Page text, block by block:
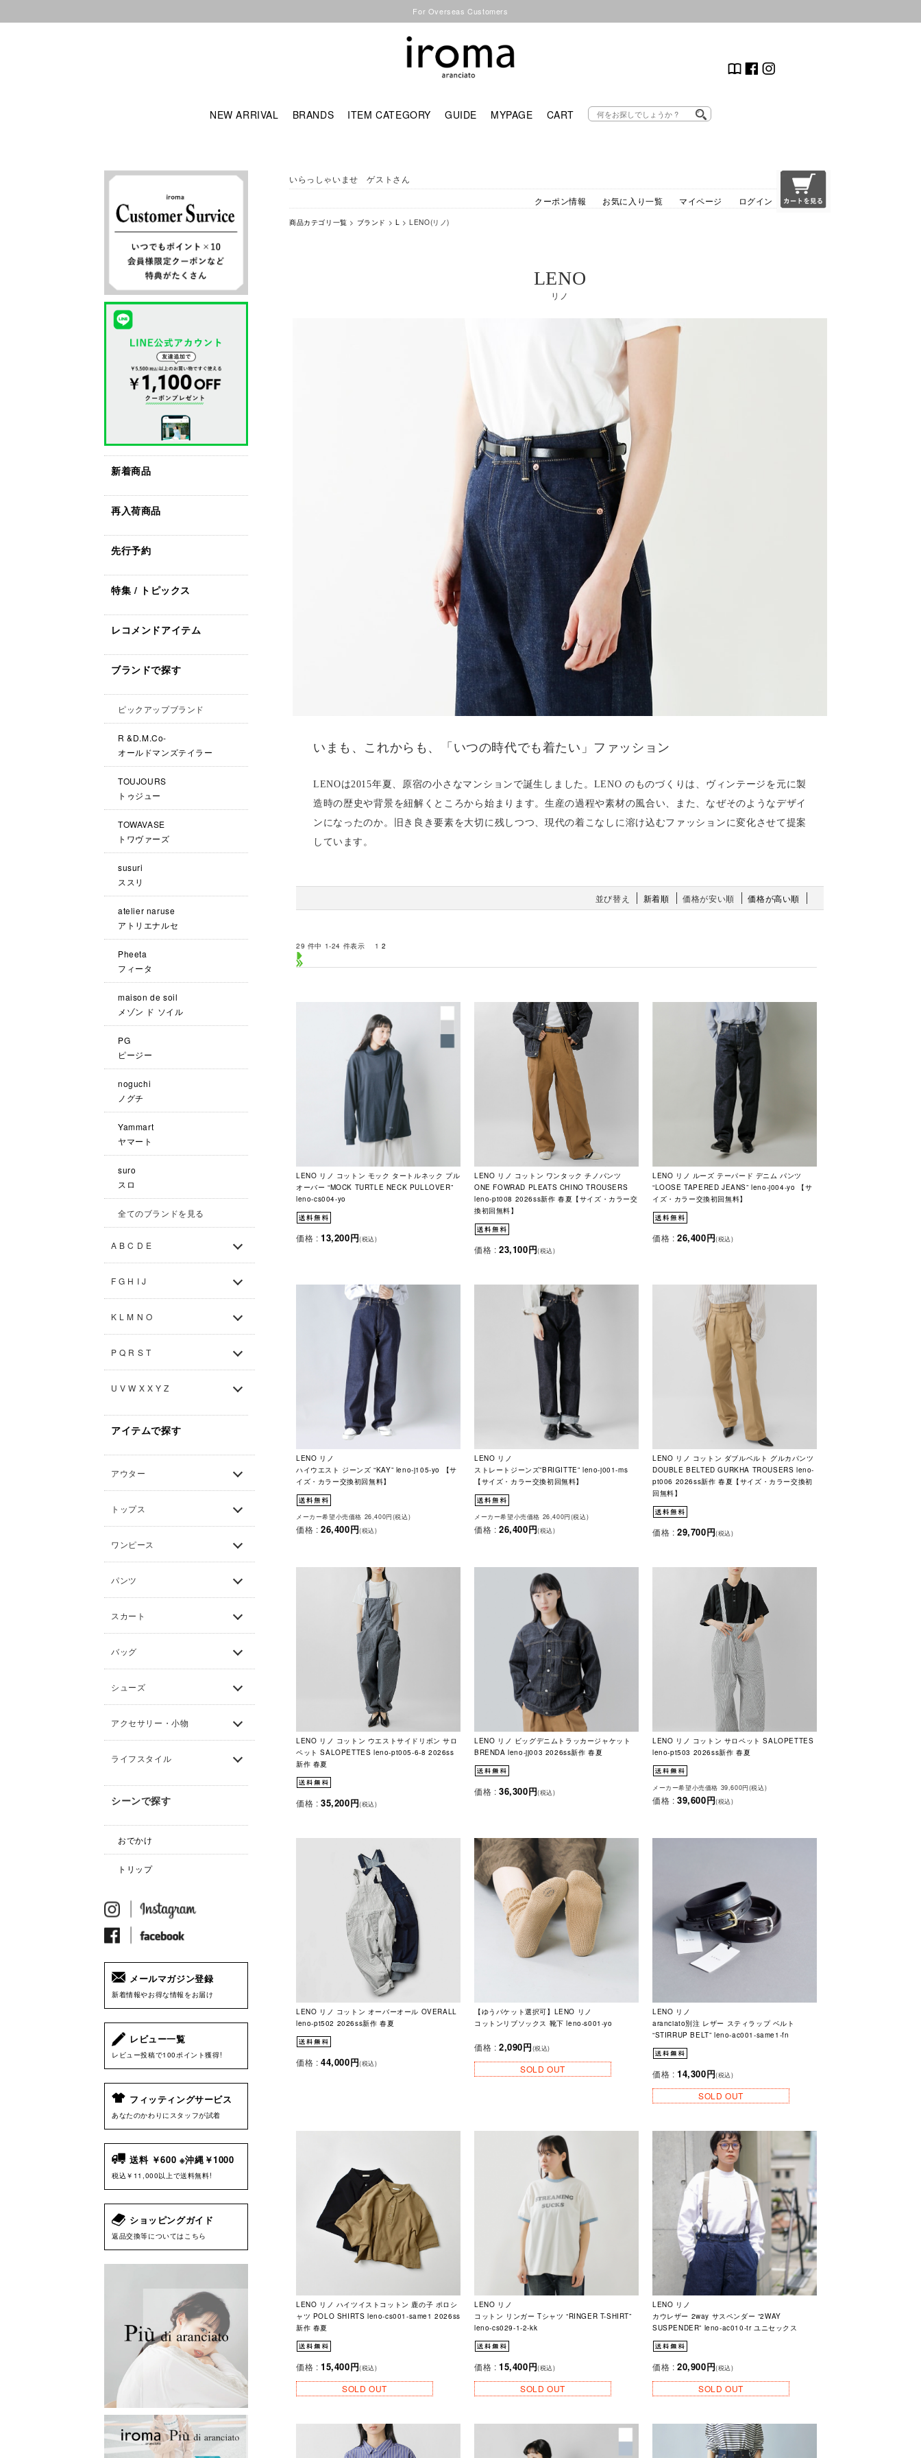
For Overseas Customers
NEW ARRIVAL BRANDS ITEM CATEGORY GUIDE MYPAGE CART
新着商品
再入荷商品
先行予約
特集 / トピックス
レコメンドアイテム
ブランドで探す
ピックアップブランド
R &D.M.Co-
オールドマンズテイラー
TOUJOURS
トゥジュー
TOWAVASE
トワヴァーズ
susuri
ススリ
atelier naruse
アトリエナルセ
Pheeta
フィータ
maison de soil
メゾン ド ソイル
PG
ピージー
noguchi
ノグチ
Yammart
ヤマート
suro
スロ
全てのブランドを見る
A B C D E
F G H I J
K L M N O
P Q R S T
U V W X X Y Z
アイテムで探す
アウター
トップス
ワンピース
パンツ
スカート
バッグ
シューズ
アクセサリー・小物
ライフスタイル
シーンで探す
おでかけ
トリップ
メールマガジン登録
新着情報やお得な情報をお届け
レビュー一覧
レビュー投稿で100ポイント獲得!
フィッティングサービス
あなたのかわりにスタッフが試着
送料 ￥600 ※沖縄￥1000
税込￥11,000以上で送料無料!
ショッピングガイド
返品交換等についてはこちら
いらっしゃいませ ゲストさん
クーポン情報
お気に入り一覧 マイページ ログイン
商品カテゴリ一覧 > ブランド > L > LENO(リノ)
LENO
リノ
いまも、これからも、「いつの時代でも着たい」ファッション
LENOは2015年夏、原宿の小さなマンションで誕生しました。LENO のものづくりは、ヴィンテージを元に製
造時の歴史や背景を紐解くところから始まります。生産の過程や素材の風合い、また、なぜそのようなデザイ
ンになったのか。旧き良き要素を大切に残しつつ、現代の着こなしに溶け込むファッションに変化させて提案
しています。
並び替え 新着順 価格が安い順 価格が高い順
29 件中 1-24 件表示 1 2
LENO リノ コットン モック タートルネック プル
オーバー “MOCK TURTLE NECK PULLOVER”
leno-cs004-yo
価格 : 13,200円(税込)
LENO リノ コットン ワンタック チノパンツ
ONE FOWRAD PLEATS CHINO TROUSERS
leno-pt008 2026ss新作 春夏【サイズ・カラー交
換初回無料】
価格 : 23,100円(税込)
LENO リノ ルーズ テーパード デニム パンツ
“LOOSE TAPERED JEANS” leno-j004-yo 【サ
イズ・カラー交換初回無料】
価格 : 26,400円(税込)
LENO リノ
ハイウエスト ジーンズ “KAY” leno-j105-yo 【サ
イズ・カラー交換初回無料】
メーカー希望小売価格 26,400円(税込)
価格 : 26,400円(税込)
LENO リノ
ストレートジーンズ”BRIGITTE” leno-j001-ms
【サイズ・カラー交換初回無料】
メーカー希望小売価格 26,400円(税込)
価格 : 26,400円(税込)
LENO リノ コットン ダブルベルト グルカパンツ
DOUBLE BELTED GURKHA TROUSERS leno-
pt006 2026ss新作 春夏【サイズ・カラー交換初
回無料】
価格 : 29,700円(税込)
LENO リノ コットン ウエストサイドリボン サロ
ペット SALOPETTES leno-pt005-6-8 2026ss
新作 春夏
価格 : 35,200円(税込)
LENO リノ ビッグデニムトラッカージャケット
BRENDA leno-jj003 2026ss新作 春夏
価格 : 36,300円(税込)
LENO リノ コットン サロペット SALOPETTES
leno-pt503 2026ss新作 春夏
メーカー希望小売価格 39,600円(税込)
価格 : 39,600円(税込)
LENO リノ コットン オーバーオール OVERALL
leno-pt502 2026ss新作 春夏
価格 : 44,000円(税込)
【ゆうパケット選択可】LENO リノ
コットンリブソックス 靴下 leno-s001-yo
価格 : 2,090円(税込)
SOLD OUT
LENO リノ
aranciato別注 レザー スティラップ ベルト
“STIRRUP BELT” leno-ac001-same1-fn
価格 : 14,300円(税込)
SOLD OUT
LENO リノ ハイツイストコットン 鹿の子 ポロシ
ャツ POLO SHIRTS leno-cs001-same1 2026ss
新作 春夏
価格 : 15,400円(税込)
SOLD OUT
LENO リノ
コットン リンガー Tシャツ “RINGER T-SHIRT”
leno-cs029-1-2-kk
価格 : 15,400円(税込)
SOLD OUT
LENO リノ
カウレザー 2way サスペンダー “2WAY
SUSPENDER” leno-ac010-tr ユニセックス
価格 : 20,900円(税込)
SOLD OUT